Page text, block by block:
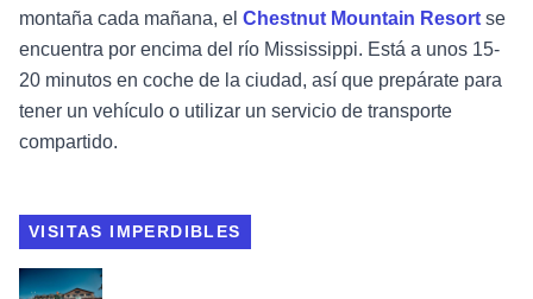
montaña cada mañana, el Chestnut Mountain Resort se
encuentra por encima del río Mississippi. Está a unos 15-
20 minutos en coche de la ciudad, así que prepárate para
tener un vehículo o utilizar un servicio de transporte
compartido.
VISITAS IMPERDIBLES
Ver Chestnut Mountain Resort